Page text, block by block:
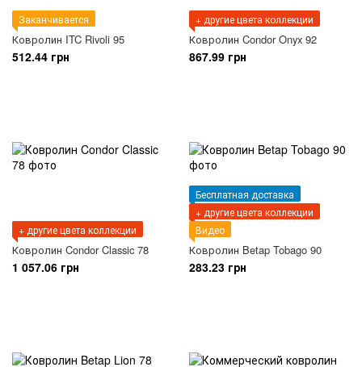
Заканчивается
Ковролин ITC Rivoli 95
512.44 грн
+ другие цвета коллекции
Ковролин Condor Onyx 92
867.99 грн
+ другие цвета коллекции
Ковролин Condor Classic 78
1 057.06 грн
Бесплатная доставка
+ другие цвета коллекции
Видео
Ковролин Betap Tobago 90
283.23 грн